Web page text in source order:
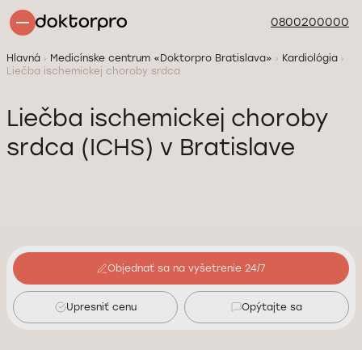
0800200000
Hlavná Medicínske centrum «Doktorpro Bratislava»
Kardiológia
Liečba ischemickej choroby srdca
Liečba ischemickej choroby
srdca (ICHS) v Bratislave
Objednať sa na vyšetrenie 24/7
Upresniť cenu Opýtajte sa